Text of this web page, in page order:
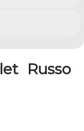
Russo